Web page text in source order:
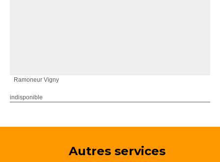
Ramoneur Vigny
indisponible
Autres services